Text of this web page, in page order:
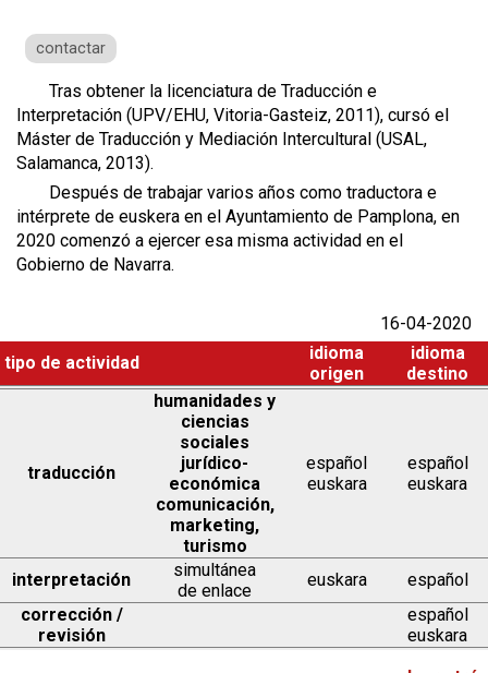
contactar
Tras obtener la licenciatura de Traducción e
Interpretación (UPV/EHU, Vitoria-Gasteiz, 2011), cursó el
Máster de Traducción y Mediación Intercultural (USAL,
Salamanca, 2013).
Después de trabajar varios años como traductora e
intérprete de euskera en el Ayuntamiento de Pamplona, en
2020 comenzó a ejercer esa misma actividad en el
Gobierno de Navarra.
16-04-2020
tipo de actividad
idioma
origen
idioma
destino
traducción
humanidades y
ciencias
sociales
jurídico-
económica
comunicación,
marketing,
turismo
español
euskara
español
euskara
interpretación
simultánea
de enlace
euskara
español
corrección /
revisión
español
euskara